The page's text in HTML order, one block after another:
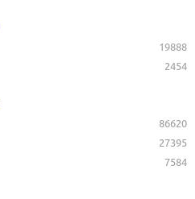
19888
2454
86620
27395
7584